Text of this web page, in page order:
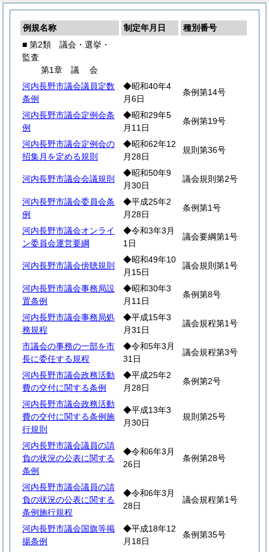
例規名称 制定年月日
種別番号
■ 第2類 議会・選挙・
監査
第1章 議会
河内長野市議会議員定数
条例
◆昭和40年4
月6日
条例第14号
河内長野市議会定例会条
例
◆昭和29年5
月11日
条例第19号
河内長野市議会定例会の
招集月を定める規則
◆昭和62年12
月28日
規則第36号
河内長野市議会会議規則
◆昭和50年9
月30日
議会規則第2号
河内長野市議会委員会条
例
◆平成25年2
月28日
条例第1号
河内長野市議会オンライ
ン委員会運営要綱
◆令和3年3月
1日
議会要綱第1号
河内長野市議会傍聴規則
◆昭和49年10
月15日
議会規則第1号
河内長野市議会事務局設
置条例
◆昭和30年3
月11日
条例第8号
河内長野市議会事務局処
務規程
◆平成15年3
月31日
議会規程第1号
市議会の事務の一部を市
長に委任する規程
◆令和5年3月
31日
議会規程第3号
河内長野市議会政務活動
費の交付に関する条例
◆平成25年2
月28日
条例第2号
河内長野市議会政務活動
費の交付に関する条例施
行規則
◆平成13年3
月30日
規則第25号
河内長野市議会議員の請
負の状況の公表に関する
条例
◆令和6年3月
26日
条例第28号
河内長野市議会議員の請
負の状況の公表に関する
条例施行規程
◆令和6年3月
28日
議会規程第1号
河内長野市議会国旗等掲
揚条例
◆平成18年12
月18日
条例第35号